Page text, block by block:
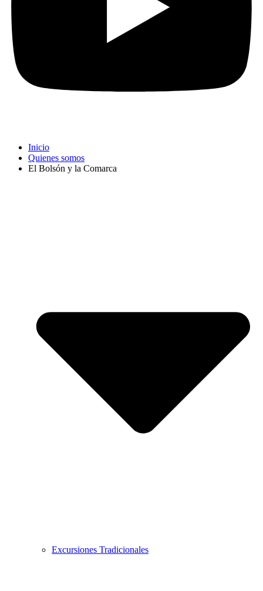
Inicio
Quienes somos
El Bolsón y la Comarca
Excursiones Tradicionales